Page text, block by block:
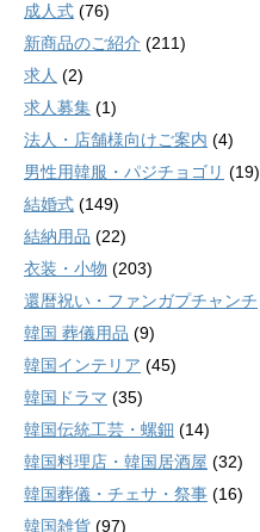
成人式 (76)
新商品のご紹介 (211)
求人 (2)
求人募集 (1)
法人・店舗様向けご案内 (4)
男性用韓服・パジチョゴリ (19)
結婚式 (149)
結納用品 (22)
衣装・小物 (203)
還暦祝い・ファンガプチャンチ
韓国 葬儀用品 (9)
韓国インテリア (45)
韓国ドラマ (35)
韓国伝統工芸・螺鈿 (14)
韓国料理店・韓国居酒屋 (32)
韓国葬儀・チェサ・祭事 (16)
韓国雑貨 (97)